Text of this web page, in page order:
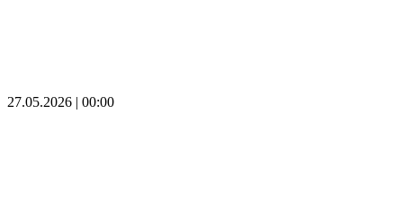
27.05.2026 | 00:00